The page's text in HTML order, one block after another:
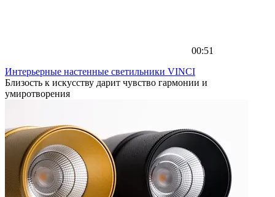
00:51
Интерьерные настенные светильники VINCI
Близость к искусству дарит чувство гармонии и
умиротворения